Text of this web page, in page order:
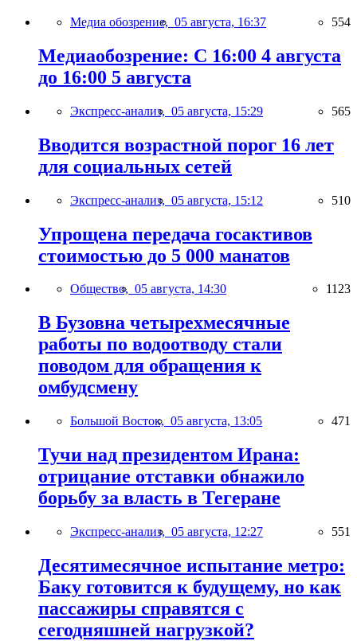
Медиа обозрение, 05 августа, 16:37 554
Медиаобозрение: С 16:00 4 августа
до 16:00 5 августа
Экспресс-анализ, 05 августа, 15:29 565
Вводится возрастной порог 16 лет
для социальных сетей
Экспресс-анализ, 05 августа, 15:12 510
Упрощена передача госактивов
стоимостью до 5 000 манатов
Общество, 05 августа, 14:30 1123
В Бузовна четырехмесячные
работы по водоотводу стали
поводом для обращения к
омбудсмену
Большой Восток, 05 августа, 13:05 471
Тучи над президентом Ирана:
отрицание отставки обнажило
борьбу за власть в Тегеране
Экспресс-анализ, 05 августа, 12:27 551
Десятимесячное испытание метро:
Баку готовится к будущему, но как
пассажиры справятся с
сегодняшней нагрузкой?